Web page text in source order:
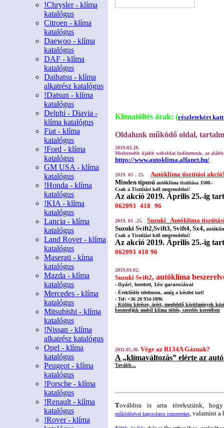
!Chrysler - klíma
katalógus
Citroen - klíma
katalógus
Daewoo - klíma
katalógus
DAF - klíma
katalógus
Daihatsu - klíma
alkatrész katalógus
!Datsun - klíma
katalógus
Delphi - Diavia -
klíma katalógus
Fiat - klíma
katalógus
!Ford - klíma
katalógus
GM USA - klíma
katalógus
!Honda - klíma
katalógus
!KIA - klíma
katalógus
Lancia - klíma
katalógus
Land Rover - klíma
katalógus
Maserati - kíma
katalógus
Mazda - klíma
katalógus
Mercedes - klíma
katalógus
Mitsubishi - klíma
katalógus
!Nissan - klíma
alkatrész katalógus
Opel - klíma
katalógus
Peugeot - klíma
katalógus
!Porsche - klíma
katalógus
!Renault - klíma
katalógus
!Rover - klíma
Klímatöltés árak: (részletekért
Oldalunk működő oldal,
2019.03.28.
Modernebb újabb weboldat indítottunk, az
https://www.autoklima.alfanet.hu/
2019. 03 . 25.
Autóklíma tisztítási
Minden típusú autóklíma tisztítása 3500.-
Csak a Tisztítást kell megrendelni!
Az akció 2019. Április 25.-ig
062093 418 96
2019. 03 .25. Suzuki Autóklíma
Suzuki Svift2,Svift3, Svift4, Sx4,
Csak a Tisztítást kell megrendelni!
Az akció 2019. Április 25.-ig
062093 418 96
2019.03.02.
Suzuki Svift2, autóklíma
- Gyári, bontott, 1év garanciával
- Éreklődés telefonon, amíg a készlet tart!
- Tel: +36 20 934-1896
- Külön kérésre, árért, megfelelő körülmények
beszereljük mobil klíma töltés, szerelés keretében
2011.05.30. Vége az R134A Gáznak?
A „klímaváltozás” elérte az
Tovább...
Továbbra is arra törekszünk,
működésével kapcsolatos ismereteket , valamint